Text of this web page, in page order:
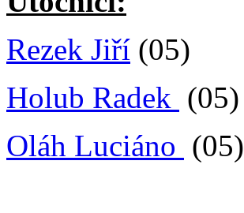
Rezek Jiří (05)
Holub Radek (05)
Oláh Luciáno (05)